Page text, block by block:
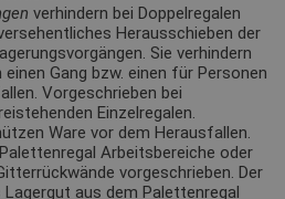
verhindern bei Doppelregalen
Herausschieben der
Sie verhindern
Gang bzw. einen für Personen
Vorgeschrieben bei
Einzelregalen.
Ware vor dem Herausfallen.
Arbeitsbereiche oder
vorgeschrieben. Der
Lagergut aus dem Palettenregal